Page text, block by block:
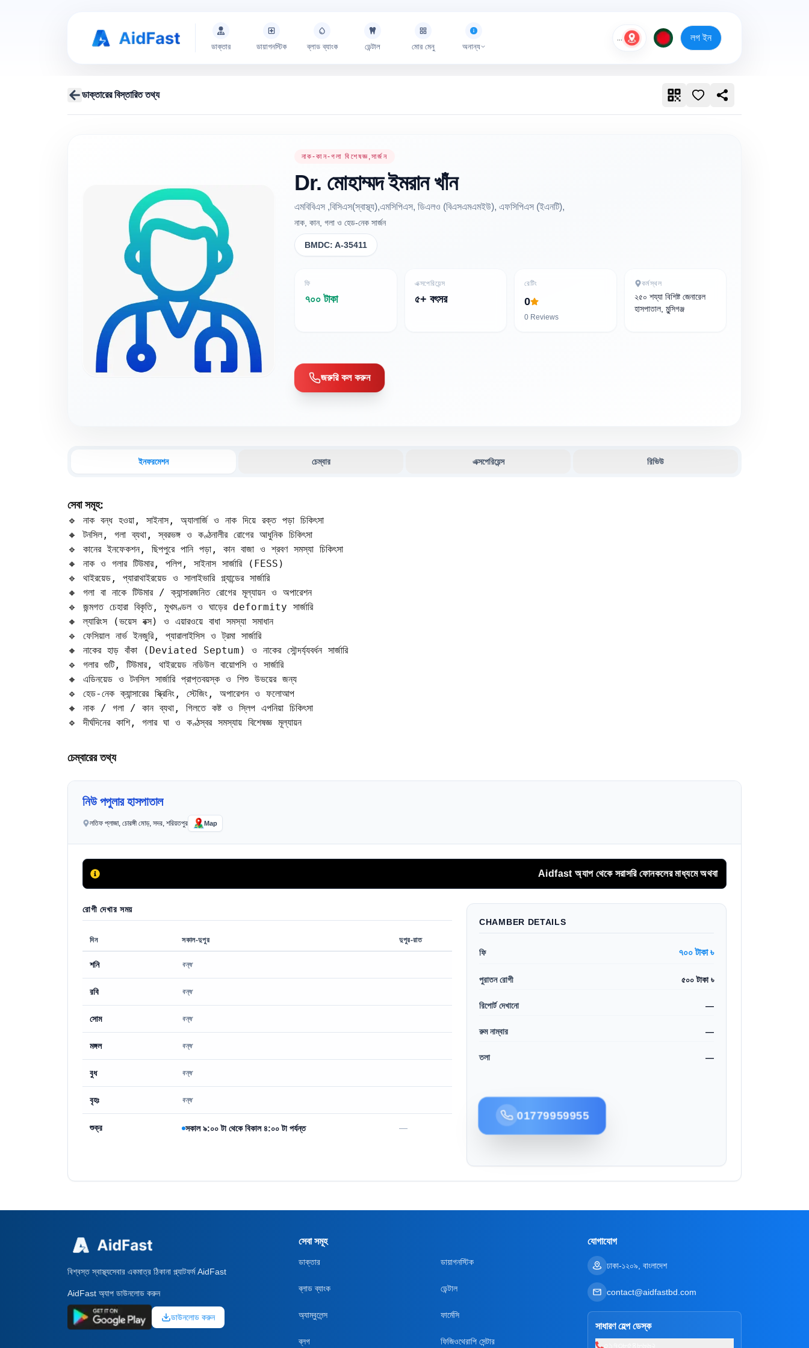
ডাক্তার ডায়াগনস্টিক ব্লাড ব্যাংক ডেন্টাল মোর মেনু অনান্য
লগ ইন
ডাক্তারের বিস্তারিত তথ্য
নাক-কান-গলা বিশেষজ্ঞ,সার্জন
Dr. মোহাম্মদ ইমরান খাঁন
এমবিবিএস ,বিসিএস(স্বাস্থ্য),এমসিপিএস, ডিএলও (বিএসএমএমইউ), এফসিপিএস (ইএনটি),
নাক, কান, গলা ও হেড-নেক সার্জন
BMDC: A-35411
ফি
৭০০ টাকা
এক্সপেরিয়েন্স
৫+ বৎসর
রেটিং
0
0 Reviews
কর্মস্থল
২৫০ শয্যা বিশিষ্ট জেনারেল
হাসপাতাল, মুন্সিগঞ্জ
জরুরি কল করুন
ইনফরমেশন চেম্বার এক্সপেরিয়েন্স রিভিউ
সেবা সমূহ:
🔹 নাক বন্ধ হওয়া, সাইনাস, অ্যালার্জি ও নাক দিয়ে রক্ত পড়া চিকিৎসা
🔸 টনসিল, গলা ব্যথা, স্বরভঙ্গ ও কণ্ঠনালীর রোগের আধুনিক চিকিৎসা
🔹 কানের ইনফেকশন, ছিপপুরে পানি পড়া, কান বাজা ও শ্রবণ সমস্যা চিকিৎসা
🔸 নাক ও গলার টিউমার, পলিপ, সাইনাস সার্জারি (FESS)
🔹 থাইরয়েড, প্যারাথাইরয়েড ও সালাইভারি গ্ল্যান্ডের সার্জারি
🔸 গলা বা নাকে টিউমার / ক্যান্সারজনিত রোগের মূল্যায়ন ও অপারেশন
🔹 জন্মগত চেহারা বিকৃতি, মুখমণ্ডল ও ঘাড়ের deformity সার্জারি
🔸 ল্যারিংস (ভয়েস বক্স) ও এয়ারওয়ে বাধা সমস্যা সমাধান
🔹 ফেসিয়াল নার্ভ ইনজুরি, প্যারালাইসিস ও ট্রমা সার্জারি
🔸 নাকের হাড় বাঁকা (Deviated Septum) ও নাকের সৌন্দর্য্যবর্ধন সার্জারি
🔹 গলার গুটি, টিউমার, থাইরয়েড নডিউল বায়োপসি ও সার্জারি
🔸 এডিনয়েড ও টনসিল সার্জারি প্রাপ্তবয়স্ক ও শিশু উভয়ের জন্য
🔹 হেড-নেক ক্যান্সারের স্ক্রিনিং, স্টেজিং, অপারেশন ও ফলোআপ
🔸 নাক / গলা / কান ব্যথা, গিলতে কষ্ট ও স্লিপ এপনিয়া চিকিৎসা
🔹 দীর্ঘদিনের কাশি, গলার ঘা ও কণ্ঠস্বর সমস্যায় বিশেষজ্ঞ মূল্যায়ন
চেম্বারের তথ্য
নিউ পপুলার হাসপাতাল
লতিফ প্লাজা, চোরঙ্গী মোড়, সদর, শরিয়তপুর Map
Aidfast অ্যাপ থেকে সরাসরি ফোনকলের মাধ্যমে অথবা অনলাইনে অগ্রিম সিরিয়াল বুকিং
রোগী দেখার সময়
দিন সকাল-দুপুর দুপুর-রাত
শনি বন্ধ
রবি বন্ধ
সোম বন্ধ
মঙ্গল বন্ধ
বুধ বন্ধ
বৃহঃ বন্ধ
শুক্র সকাল ৯:০০ টা থেকে বিকাল ৪:০০ টা পর্যন্ত —
CHAMBER DETAILS
ফি ৭০০ টাকা ৳
পুরাতন রোগী ৫০০ টাকা ৳
রিপোর্ট দেখানো —
রুম নাম্বার —
তলা —
01779959955
বিশ্বস্ত স্বাস্থ্যসেবার একমাত্র ঠিকানা প্ল্যাটফর্ম AidFast
AidFast অ্যাপ ডাউনলোড করুন
ডাউনলোড করুন
সেবা সমূহ
ডাক্তার ডায়াগনস্টিক
ব্লাড ব্যাংক ডেন্টাল
অ্যাম্বুলেন্স ফার্মেসি
ব্লগ ফিজিওথেরাপি সেন্টার
যোগাযোগ
ঢাকা-১২০৯, বাংলাদেশ
contact@aidfastbd.com
সাধারণ হেল্প ডেস্ক